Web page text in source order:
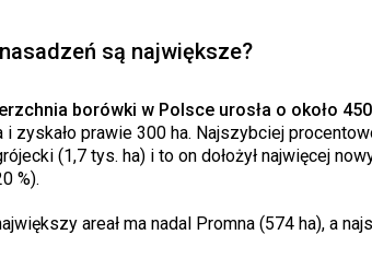
są największe?
borówki w Polsce urosła o około
i zyskało prawie 300 ha. Najszybciej
(1,7 tys. ha) i to on dołożył najwięcej
%).
areał ma nadal Promna (574 ha), a